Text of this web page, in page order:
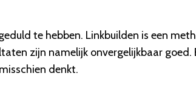
te hebben. Linkbuilden is een
zijn namelijk onvergelijkbaar goed.
denkt.